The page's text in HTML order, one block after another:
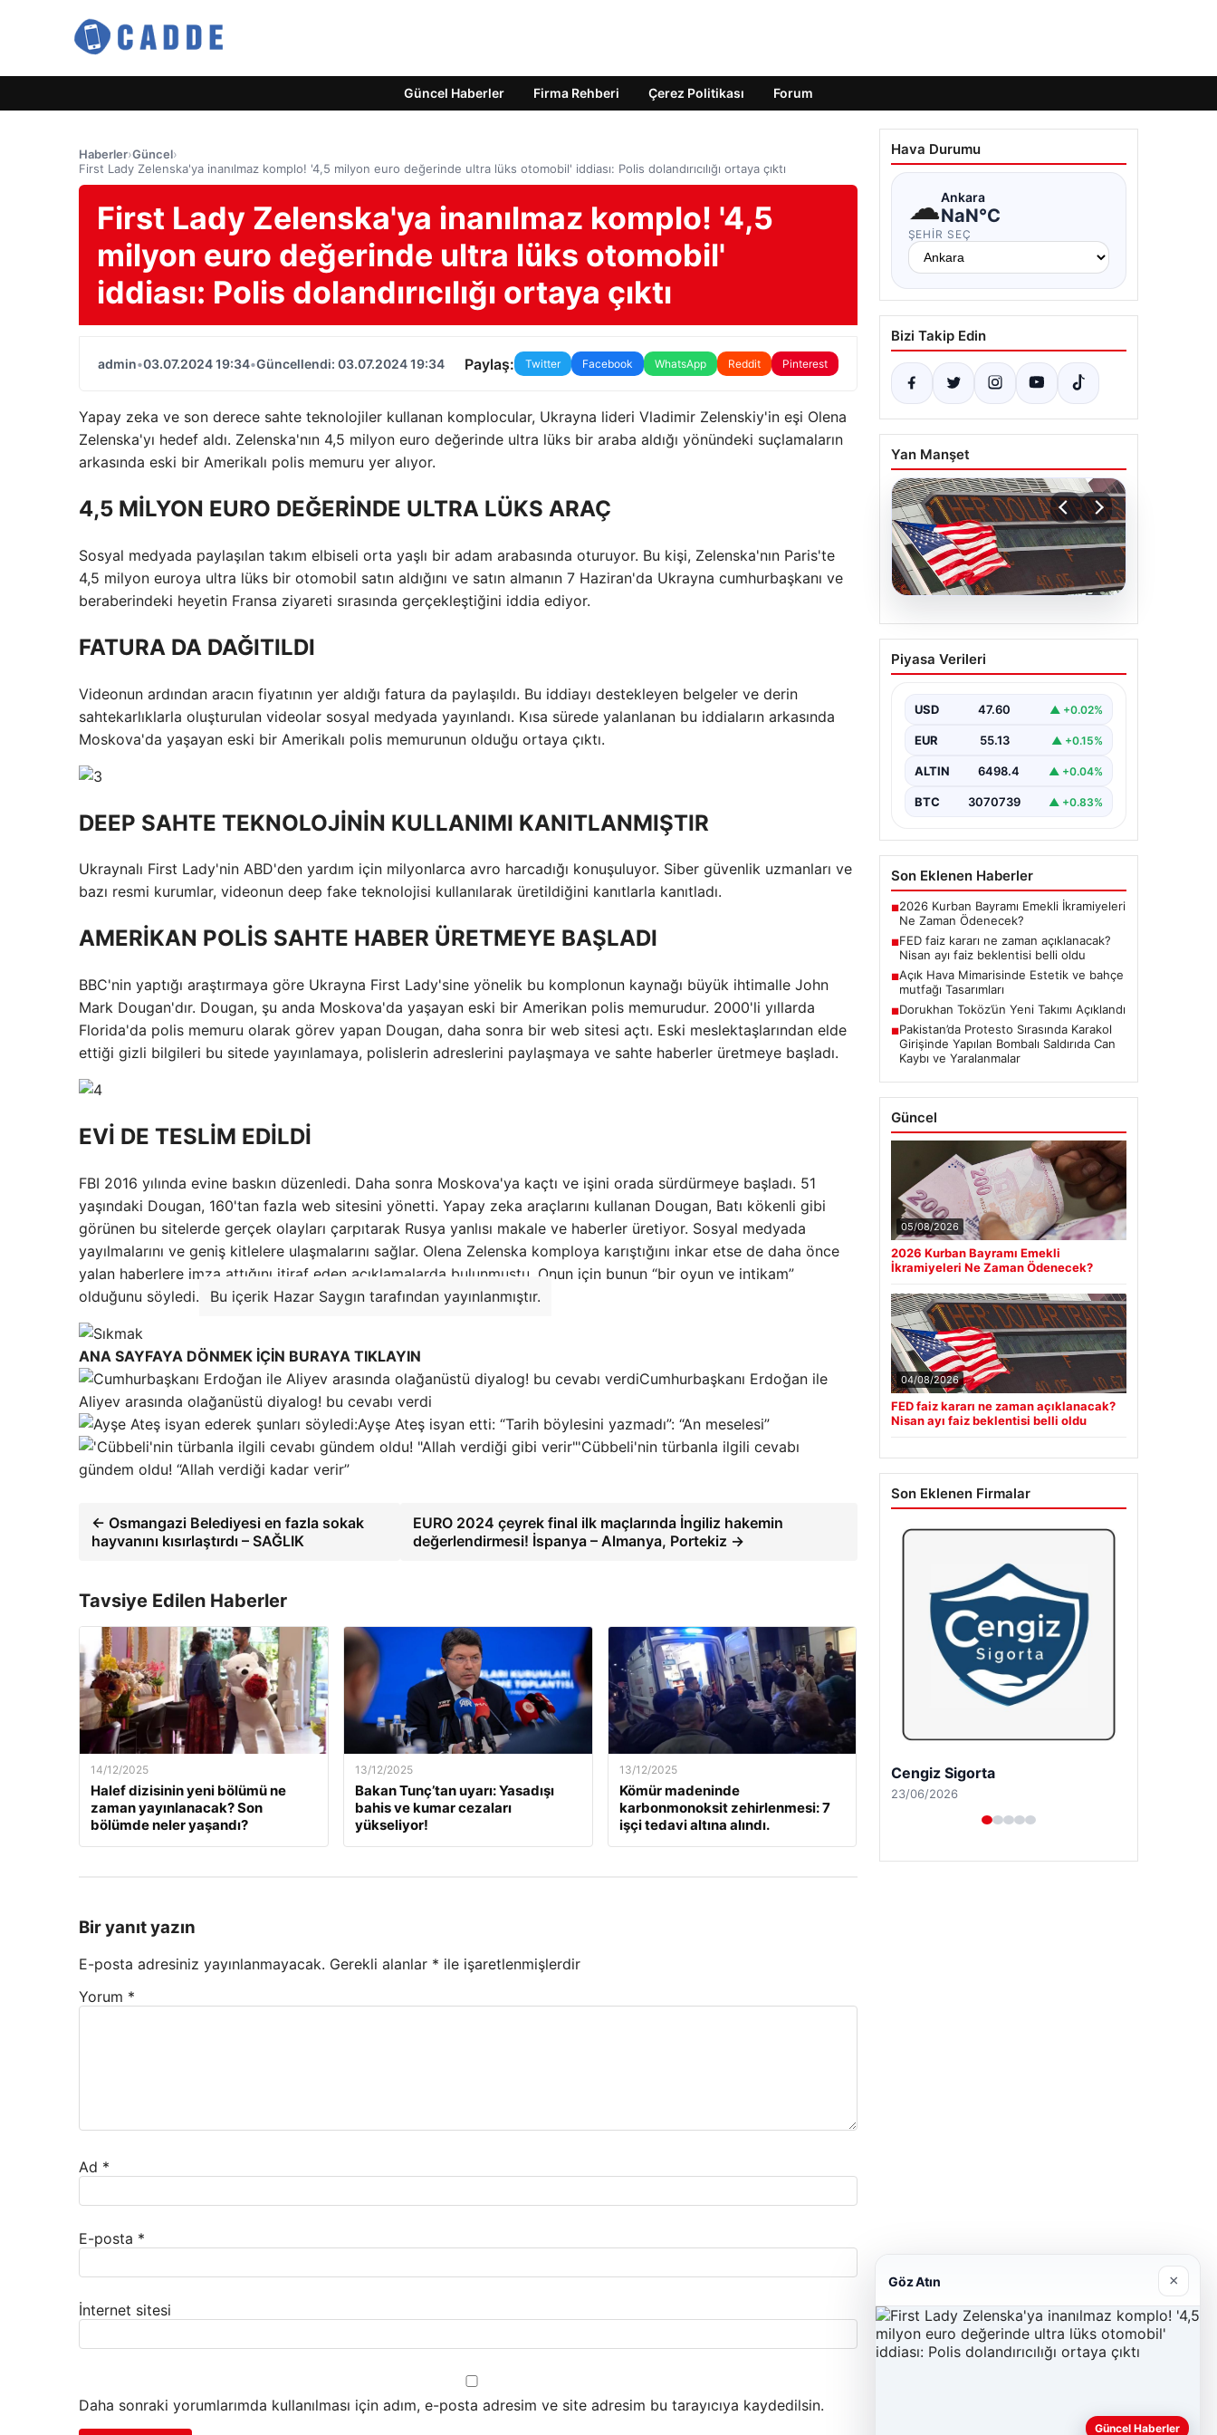
Güncel Haberler Firma Rehberi Çerez Politikası Forum
Haberler›Güncel›
First Lady Zelenska'ya inanılmaz komplo! '4,5 milyon euro değerinde ultra lüks otomobil' iddiası: Polis dolandırıcılığı ortaya çıktı
First Lady Zelenska'ya inanılmaz komplo! '4,5
milyon euro değerinde ultra lüks otomobil'
iddiası: Polis dolandırıcılığı ortaya çıktı
admin•03.07.2024 19:34•Güncellendi: 03.07.2024 19:34 Paylaş: Twitter Facebook WhatsApp Reddit Pinterest
Yapay zeka ve son derece sahte teknolojiler kullanan komplocular, Ukrayna lideri Vladimir Zelenskiy'in eşi Olena
Zelenska'yı hedef aldı. Zelenska'nın 4,5 milyon euro değerinde ultra lüks bir araba aldığı yönündeki suçlamaların
arkasında eski bir Amerikalı polis memuru yer alıyor.
4,5 MİLYON EURO DEĞERİNDE ULTRA LÜKS ARAÇ
Sosyal medyada paylaşılan takım elbiseli orta yaşlı bir adam arabasında oturuyor. Bu kişi, Zelenska'nın Paris'te
4,5 milyon euroya ultra lüks bir otomobil satın aldığını ve satın almanın 7 Haziran'da Ukrayna cumhurbaşkanı ve
beraberindeki heyetin Fransa ziyareti sırasında gerçekleştiğini iddia ediyor.
FATURA DA DAĞITILDI
Videonun ardından aracın fiyatının yer aldığı fatura da paylaşıldı. Bu iddiayı destekleyen belgeler ve derin
sahtekarlıklarla oluşturulan videolar sosyal medyada yayınlandı. Kısa sürede yalanlanan bu iddiaların arkasında
Moskova'da yaşayan eski bir Amerikalı polis memurunun olduğu ortaya çıktı.
DEEP SAHTE TEKNOLOJİNİN KULLANIMI KANITLANMIŞTIR
Ukraynalı First Lady'nin ABD'den yardım için milyonlarca avro harcadığı konuşuluyor. Siber güvenlik uzmanları ve
bazı resmi kurumlar, videonun deep fake teknolojisi kullanılarak üretildiğini kanıtlarla kanıtladı.
AMERİKAN POLİS SAHTE HABER ÜRETMEYE BAŞLADI
BBC'nin yaptığı araştırmaya göre Ukrayna First Lady'sine yönelik bu komplonun kaynağı büyük ihtimalle John
Mark Dougan'dır. Dougan, şu anda Moskova'da yaşayan eski bir Amerikan polis memurudur. 2000'li yıllarda
Florida'da polis memuru olarak görev yapan Dougan, daha sonra bir web sitesi açtı. Eski meslektaşlarından elde
ettiği gizli bilgileri bu sitede yayınlamaya, polislerin adreslerini paylaşmaya ve sahte haberler üretmeye başladı.
EVİ DE TESLİM EDİLDİ
FBI 2016 yılında evine baskın düzenledi. Daha sonra Moskova'ya kaçtı ve işini orada sürdürmeye başladı. 51
yaşındaki Dougan, 160'tan fazla web sitesini yönetti. Yapay zeka araçlarını kullanan Dougan, Batı kökenli gibi
görünen bu sitelerde gerçek olayları çarpıtarak Rusya yanlısı makale ve haberler üretiyor. Sosyal medyada
yayılmalarını ve geniş kitlelere ulaşmalarını sağlar. Olena Zelenska komploya karıştığını inkar etse de daha önce
yalan haberlere imza attığını itiraf eden açıklamalarda bulunmuştu. Onun için bunun “bir oyun ve intikam”
olduğunu söyledi.
Bu içerik Hazar Saygın tarafından yayınlanmıştır.
ANA SAYFAYA DÖNMEK İÇİN BURAYA TIKLAYIN
Cumhurbaşkanı Erdoğan ile
Aliyev arasında olağanüstü diyalog! bu cevabı verdi
Ayşe Ateş isyan etti: “Tarih böylesini yazmadı”: “An meselesi”
'Cübbeli'nin türbanla ilgili cevabı
gündem oldu! “Allah verdiği kadar verir”
← Osmangazi Belediyesi en fazla sokak
hayvanını kısırlaştırdı – SAĞLIK
EURO 2024 çeyrek final ilk maçlarında İngiliz hakemin
değerlendirmesi! İspanya – Almanya, Portekiz →
Tavsiye Edilen Haberler
14/12/2025
Halef dizisinin yeni bölümü ne
zaman yayınlanacak? Son
bölümde neler yaşandı?
13/12/2025
Bakan Tunç’tan uyarı: Yasadışı
bahis ve kumar cezaları
yükseliyor!
13/12/2025
Kömür madeninde
karbonmonoksit zehirlenmesi: 7
işçi tedavi altına alındı.
Bir yanıt yazın
E-posta adresiniz yayınlanmayacak. Gerekli alanlar * ile işaretlenmişlerdir
Yorum *
Ad *
E-posta *
İnternet sitesi
Daha sonraki yorumlarımda kullanılması için adım, e-posta adresim ve site adresim bu tarayıcıya kaydedilsin.
Hava Durumu
☁Ankara
NaN°C
ŞEHIR SEÇ
Bizi Takip Edin
Yan Manşet
04.08.2026
FED faiz kararı ne zaman
açıklanacak? Nisan ayı
Piyasa Verileri
USD 47.60 ▲ +0.02%
EUR 55.13 ▲ +0.15%
ALTIN 6498.4 ▲ +0.04%
BTC 3070739 ▲ +0.83%
Son Eklenen Haberler
■2026 Kurban Bayramı Emekli İkramiyeleri
Ne Zaman Ödenecek?
■FED faiz kararı ne zaman açıklanacak?
Nisan ayı faiz beklentisi belli oldu
■Açık Hava Mimarisinde Estetik ve bahçe
mutfağı Tasarımları
■Dorukhan Toköz’ün Yeni Takımı Açıklandı
■Pakistan’da Protesto Sırasında Karakol
Girişinde Yapılan Bombalı Saldırıda Can
Kaybı ve Yaralanmalar
Güncel
05/08/2026
2026 Kurban Bayramı Emekli
İkramiyeleri Ne Zaman Ödenecek?
04/08/2026
FED faiz kararı ne zaman açıklanacak?
Nisan ayı faiz beklentisi belli oldu
Son Eklenen Firmalar
Hastaş Beton
26/05/2026
Göz Atın ×
Güncel Haberler